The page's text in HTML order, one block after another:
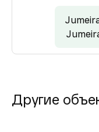
Другие